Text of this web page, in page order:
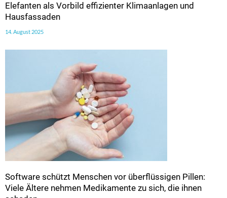
Elefanten als Vorbild effizienter Klimaanlagen und
Hausfassaden
14. August 2025
Software schützt Menschen vor überflüssigen Pillen:
Viele Ältere nehmen Medikamente zu sich, die ihnen